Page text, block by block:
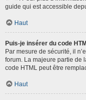
guide qui est accessible
Haut
Puis-je insérer du code
Par mesure de sécurité, il
forum. La majeure partie de
code HTML peut être
Haut